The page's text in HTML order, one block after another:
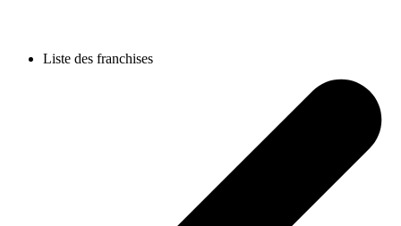
Liste des franchises